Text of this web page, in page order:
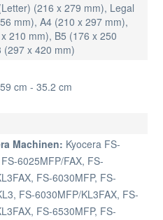
(216 x 279 mm), Legal
mm), A4 (210 x 297 mm),
210 mm), B5 (176 x 250
(297 x 420 mm)
cm - 35.2 cm
Machinen: Kyocera FS-
6025MFP/FAX, FS-
FS-6030MFP, FS-
FS-6030MFP/KL3FAX, FS-
FS-6530MFP, FS-